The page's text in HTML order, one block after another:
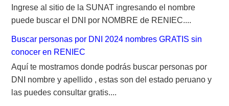
Ingrese al sitio de la SUNAT ingresando el nombre
puede buscar el DNI por NOMBRE de RENIEC....
Buscar personas por DNI 2024 nombres GRATIS sin
conocer en RENIEC
Aquí te mostramos donde podrás buscar personas por
DNI nombre y apellido , estas son del estado peruano y
las puedes consultar gratis....